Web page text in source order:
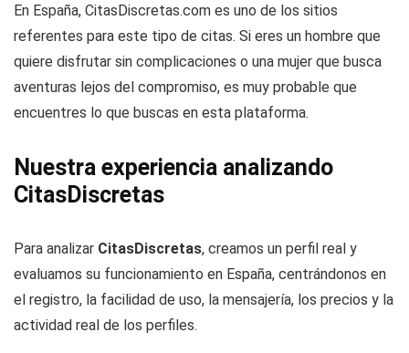
En España, CitasDiscretas.com es uno de los sitios
referentes para este tipo de citas. Si eres un hombre que
quiere disfrutar sin complicaciones o una mujer que busca
aventuras lejos del compromiso, es muy probable que
encuentres lo que buscas en esta plataforma.
Nuestra experiencia analizando
CitasDiscretas
Para analizar CitasDiscretas, creamos un perfil real y
evaluamos su funcionamiento en España, centrándonos en
el registro, la facilidad de uso, la mensajería, los precios y la
actividad real de los perfiles.